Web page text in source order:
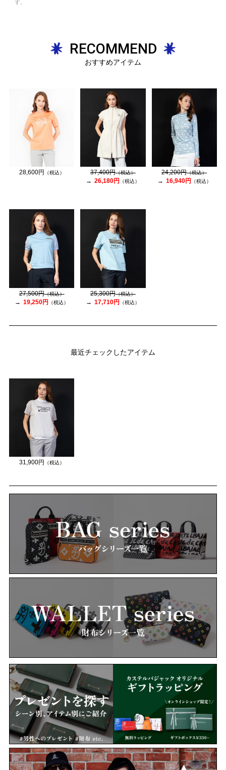
す。
RECOMMEND
おすすめアイテム
28,600円 （税込） 37,400円（税込）
26,180円 （税込）
24,200円（税込）
16,940円 （税込）
27,500円（税込）
19,250円 （税込）
25,300円（税込）
17,710円 （税込）
最近チェックしたアイテム
31,900円 （税込）